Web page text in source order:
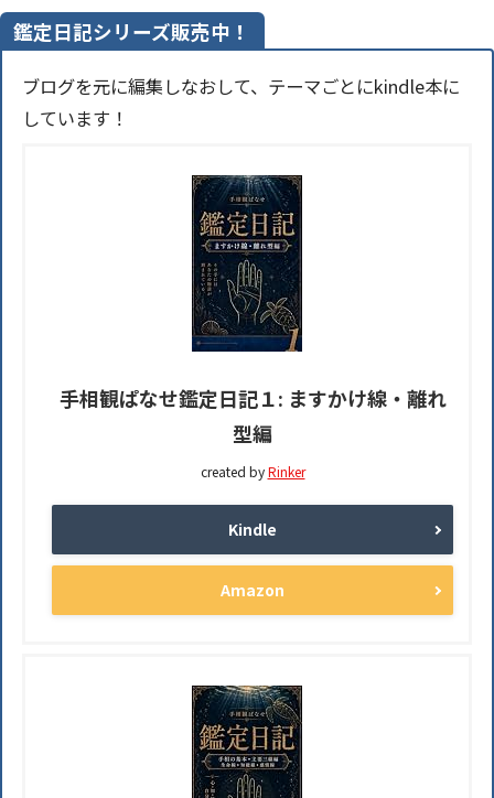
鑑定日記シリーズ販売中！
ブログを元に編集しなおして、テーマごとにkindle本に
しています！
手相観ぱなせ鑑定日記１: ますかけ線・離れ
型編
created byRinker
Kindle
Amazon